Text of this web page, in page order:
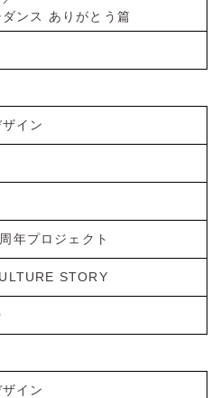
ンス ありがとう篇
イン
年プロジェクト
STORY
イン